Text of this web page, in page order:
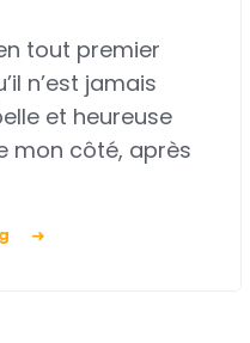
son
projet
est
tout premier
n’est jamais
et heureuse
mon côté, après